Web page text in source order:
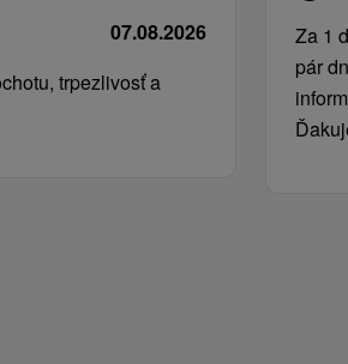
07.08.2026
trpezlivosť a
Za 1
pár